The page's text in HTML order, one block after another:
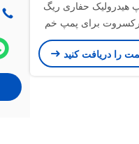
هیدرولیک حفاری ریگ
برای پمپ خم
A6vm80
را دریافت کنید